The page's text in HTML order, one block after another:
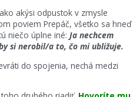
akýsi odpustok v zmysle
poviem Prepáč, všetko sa hneď
niečo úplne iné: Ja nechcem
si nerobil/a to, čo mi ubližuje.
do spojenia, nechá medzi